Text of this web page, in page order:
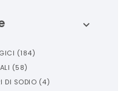
(184)
(58)
DI SODIO (4)